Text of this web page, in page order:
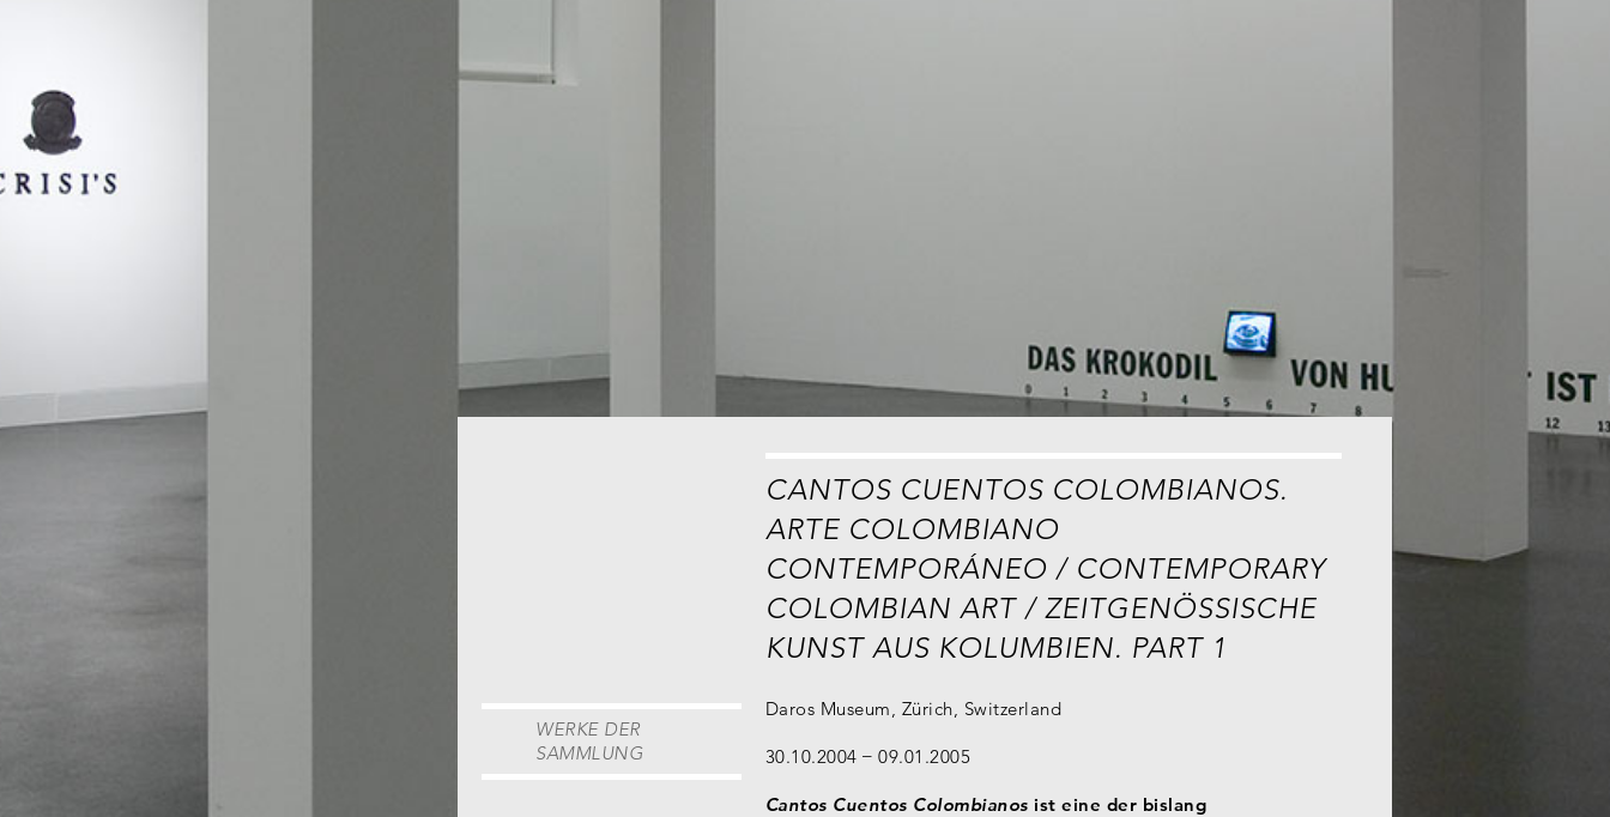
CANTOS CUENTOS COLOMBIANOS.
ARTE COLOMBIANO
CONTEMPORÁNEO / CONTEMPORARY
COLOMBIAN ART / ZEITGENÖSSISCHE
KUNST AUS KOLUMBIEN. PART 1
WERKE DER
SAMMLUNG
Daros Museum, Zürich, Switzerland
30.10.2004 09.01.2005
Cantos Cuentos Colombianos ist eine der bislang